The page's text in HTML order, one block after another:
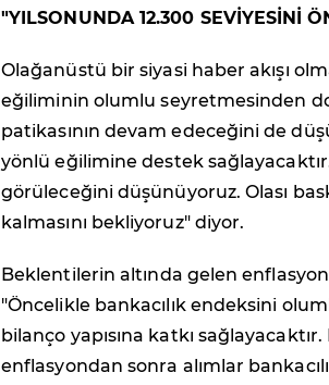
"YILSONUNDA 12.300 SEVİYESİNİ
Olağanüstü bir siyasi haber akışı
eğiliminin olumlu seyretmesinden
patikasının devam edeceğini de
yönlü eğilimine destek
görüleceğini düşünüyoruz. Olası
kalmasını bekliyoruz" diyor.
Beklentilerin altında gelen
"Öncelikle bankacılık endeksini
bilanço yapısına katkı
enflasyondan sonra alımlar